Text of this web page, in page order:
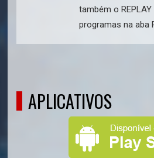
também o
programas na aba
APLICATIVOS